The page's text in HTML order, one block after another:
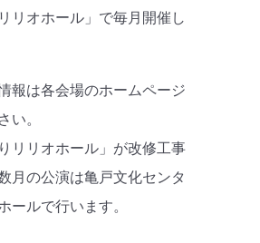
リオホール」で毎月開催し
報は各会場のホームページ
い。
リリオホール」が改修工事
月の公演は亀戸文化センタ
ールで行います。